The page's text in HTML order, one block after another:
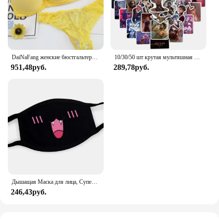
DaiNaFang женские бюстгальтеры с эффектом пуш-ап, комплект для больших бюстгальтеров, сексуальное кружевное белье, трусики, чашка BCDE, женское семейное белье, французское женское белье
951,48руб.
10/30/50 шт крутая мультяшная игра Arcane аниме наклейки наклейки мотоцикл ноутбук багаж гитара телефон автомобиль водостойкая наклейка детская игрушка
289,78руб.
Дышащая Маска для лица, Супер милое выражение, улыбка, для корейского черного Kpop, унисекс, кавайная хлопковая маска для рта, аниме
246,43руб.